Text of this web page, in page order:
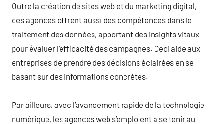
Outre la création de sites web et du marketing digital,
ces agences offrent aussi des compétences dans le
traitement des données, apportant des insights vitaux
pour évaluer l’efficacité des campagnes. Ceci aide aux
entreprises de prendre des décisions éclairées en se
basant sur des informations concrètes.
Par ailleurs, avec l’avancement rapide de la technologie
numérique, les agences web s’emploient à se tenir au